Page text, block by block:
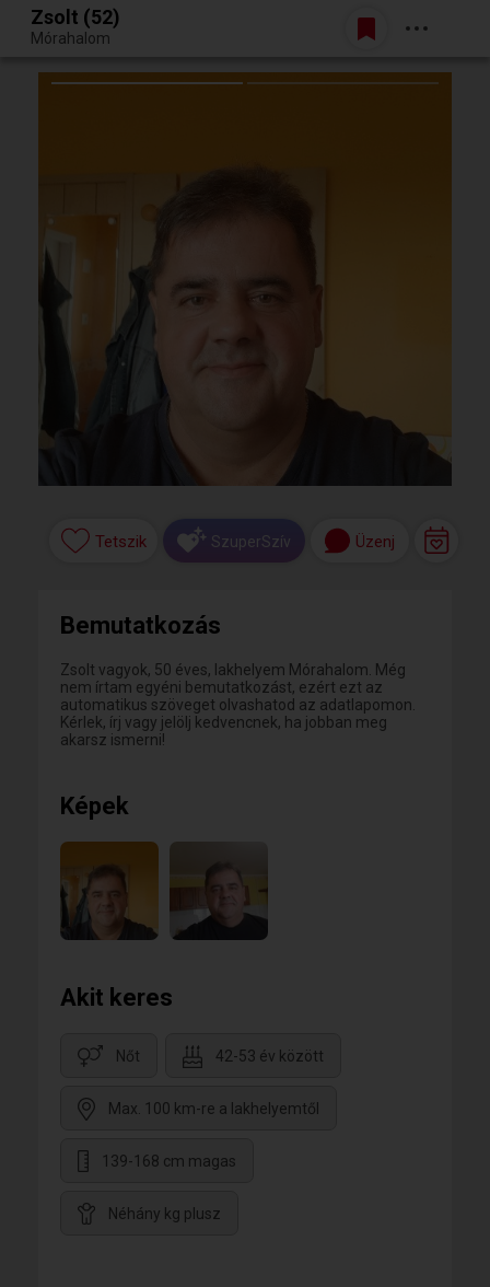
Egy jó randiból bármi lehet.
Belépés
Zsolt (52)
Mórahalom
Tetszik SzuperSzív Üzenj
Bemutatkozás
Zsolt vagyok, 50 éves, lakhelyem Mórahalom. Még
nem írtam egyéni bemutatkozást, ezért ezt az
automatikus szöveget olvashatod az adatlapomon.
Kérlek, írj vagy jelölj kedvencnek, ha jobban meg
akarsz ismerni!
Képek
Akit keres
Nőt 42-53 év között
Max. 100 km-re a lakhelyemtől
139-168 cm magas
Néhány kg plusz